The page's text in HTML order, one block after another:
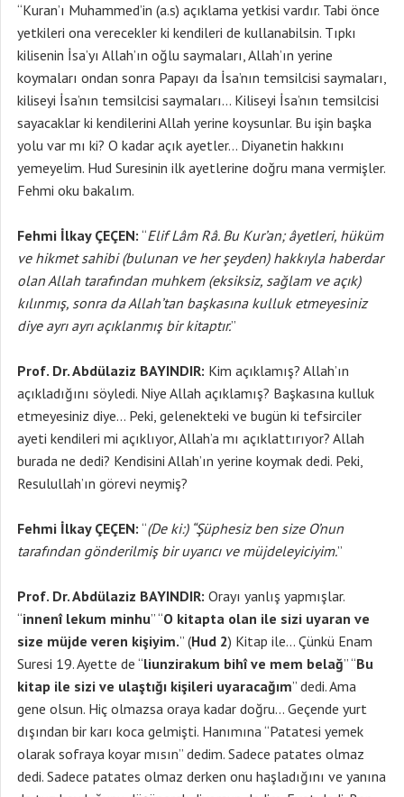
“Kuran’ı Muhammed’in (a.s) açıklama yetkisi vardır. Tabi önce
yetkileri ona verecekler ki kendileri de kullanabilsin. Tıpkı
kilisenin İsa’yı Allah’ın oğlu saymaları, Allah’ın yerine
koymaları ondan sonra Papayı da İsa’nın temsilcisi saymaları,
kiliseyi İsa’nın temsilcisi saymaları… Kiliseyi İsa’nın temsilcisi
sayacaklar ki kendilerini Allah yerine koysunlar. Bu işin başka
yolu var mı ki? O kadar açık ayetler… Diyanetin hakkını
yemeyelim. Hud Suresinin ilk ayetlerine doğru mana vermişler.
Fehmi oku bakalım.
Fehmi İlkay ÇEÇEN: “Elif Lâm Râ. Bu Kur’an; âyetleri, hüküm
ve hikmet sahibi (bulunan ve her şeyden) hakkıyla haberdar
olan Allah tarafından muhkem (eksiksiz, sağlam ve açık)
kılınmış, sonra da Allah’tan başkasına kulluk etmeyesiniz
diye ayrı ayrı açıklanmış bir kitaptır.”
Prof. Dr. Abdülaziz BAYINDIR: Kim açıklamış? Allah’ın
açıkladığını söyledi. Niye Allah açıklamış? Başkasına kulluk
etmeyesiniz diye… Peki, gelenekteki ve bugün ki tefsirciler
ayeti kendileri mi açıklıyor, Allah’a mı açıklattırıyor? Allah
burada ne dedi? Kendisini Allah’ın yerine koymak dedi. Peki,
Resulullah’ın görevi neymiş?
Fehmi İlkay ÇEÇEN: “(De ki:) “Şüphesiz ben size O’nun
tarafından gönderilmiş bir uyarıcı ve müjdeleyiciyim.”
Prof. Dr. Abdülaziz BAYINDIR: Orayı yanlış yapmışlar.
“innenî lekum minhu” “O kitapta olan ile sizi uyaran ve
size müjde veren kişiyim.” (Hud 2) Kitap ile… Çünkü Enam
Suresi 19. Ayette de “liunzirakum bihî ve mem belağ” “Bu
kitap ile sizi ve ulaştığı kişileri uyaracağım” dedi. Ama
gene olsun. Hiç olmazsa oraya kadar doğru… Geçende yurt
dışından bir karı koca gelmişti. Hanımına “Patatesi yemek
olarak sofraya koyar mısın” dedim. Sadece patates olmaz
dedi. Sadece patates olmaz derken onu haşladığını ve yanına